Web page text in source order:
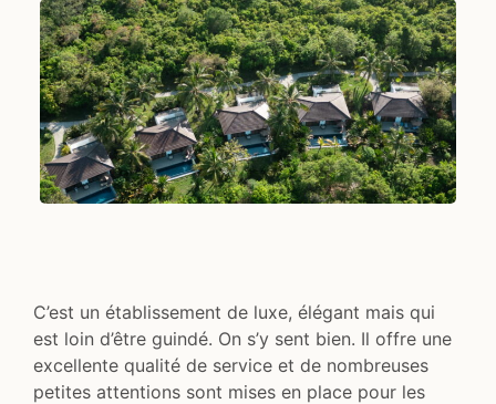
C’est un établissement de luxe, élégant mais qui
est loin d’être guindé. On s’y sent bien. Il offre une
excellente qualité de service et de nombreuses
petites attentions sont mises en place pour les